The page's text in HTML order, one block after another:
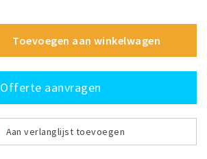
Toevoegen aan winkelwagen
Offerte aanvragen
Aan verlanglijst toevoegen